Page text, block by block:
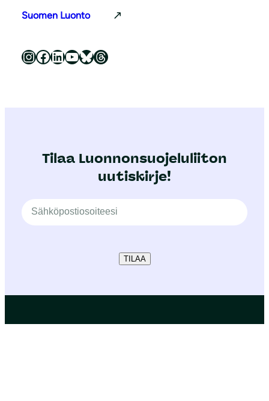
Suomen Luonto
Luonnonsuojeluliitto Instagramissa Luonnonsuojeluliitto Facebookissa Luonnonsuojeluliitto LinkedInissä Luonnonsuojeluliiton YouTube-kanava Luonnonsuojeluliitto Blueskyssa Luonnonsuojeluliitto Threadsissa
Tilaa Luonnonsuojeluliiton
uutiskirje!
TILAA